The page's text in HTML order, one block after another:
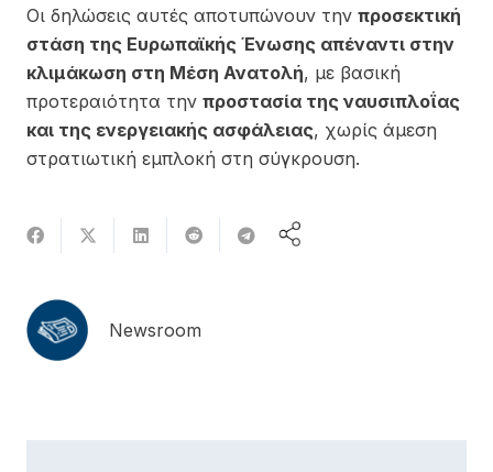
Οι δηλώσεις αυτές αποτυπώνουν την προσεκτική
στάση της Ευρωπαϊκής Ένωσης απέναντι στην
κλιμάκωση στη Μέση Ανατολή, με βασική
προτεραιότητα την προστασία της ναυσιπλοΐας
και της ενεργειακής ασφάλειας, χωρίς άμεση
στρατιωτική εμπλοκή στη σύγκρουση.
Newsroom